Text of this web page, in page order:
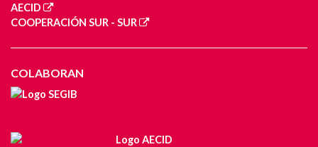
AECID
COOPERACIÓN SUR - SUR
COLABORAN